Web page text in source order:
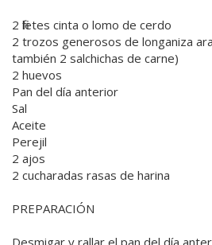
2 filetes cinta o lomo de cerdo
2 trozos generosos de longaniza
también 2 salchichas de carne)
2 huevos
Pan del día anterior
Sal
Aceite
Perejil
2 ajos
2 cucharadas rasas de harina
PREPARACIÓN
Desmigar y rallar el pan del día